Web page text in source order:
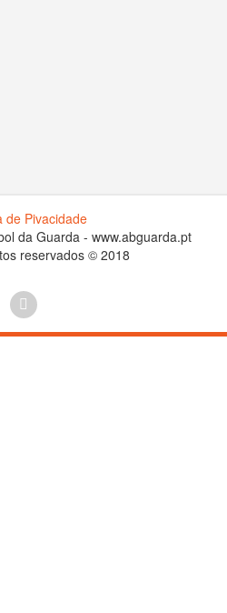
de Pivacidade
da Guarda - www.abguarda.pt
reservados © 2018